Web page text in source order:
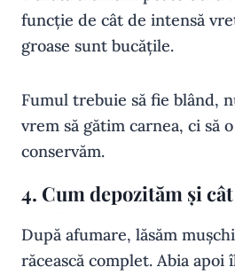
funcție de cât de intensă
groase sunt bucățile.
Fumul trebuie să fie blând,
vrem să gătim carnea, ci să
conservăm.
4. Cum depozităm și
După afumare, lăsăm
răcească complet. Abia apoi